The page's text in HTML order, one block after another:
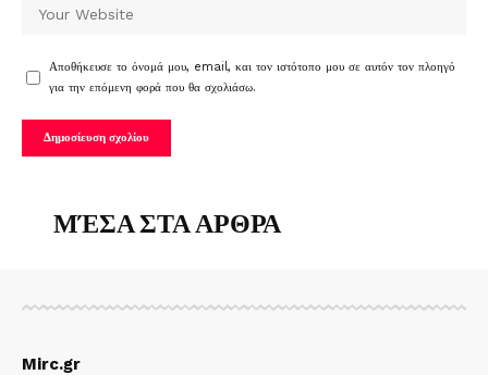
Αποθήκευσε το όνομά μου, email, και τον ιστότοπο μου σε αυτόν τον πλοηγό
για την επόμενη φορά που θα σχολιάσω.
ΜΈΣΑ ΣΤΑ ΑΡΘΡΑ
Mirc.gr